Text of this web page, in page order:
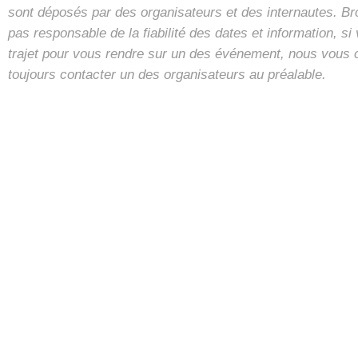
sont déposés par des organisateurs et des internautes.
pas responsable de la fiabilité des dates et information, si
trajet pour vous rendre sur un des événement, nous vous
toujours contacter un des organisateurs au préalable.